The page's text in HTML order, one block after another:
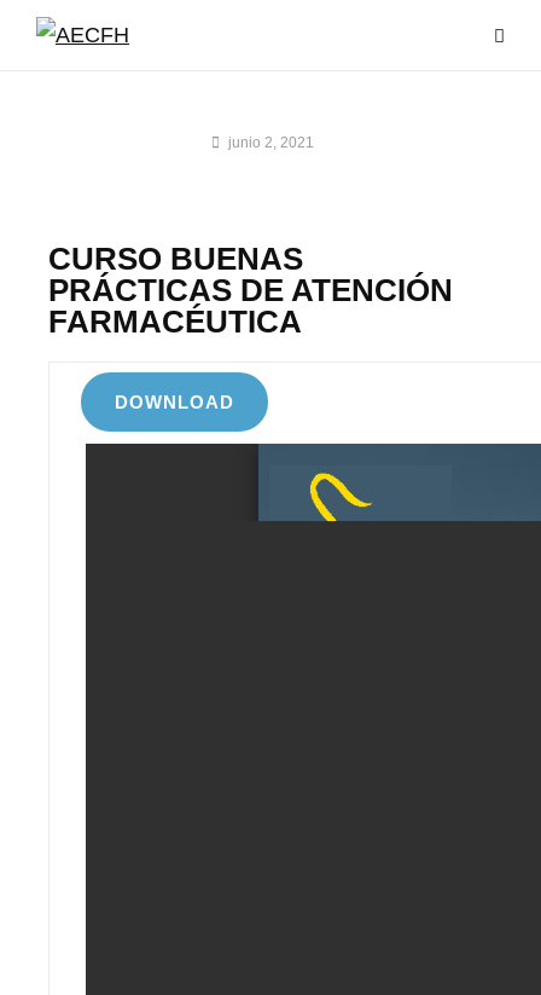
junio 2, 2021
CURSO BUENAS
PRÁCTICAS DE ATENCIÓN
FARMACÉUTICA
DOWNLOAD